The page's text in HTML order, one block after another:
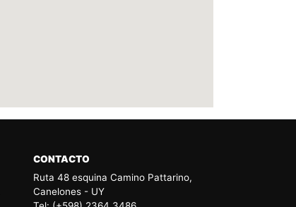
CONTACTO
Ruta 48 esquina Camino Pattarino,
Canelones - UY